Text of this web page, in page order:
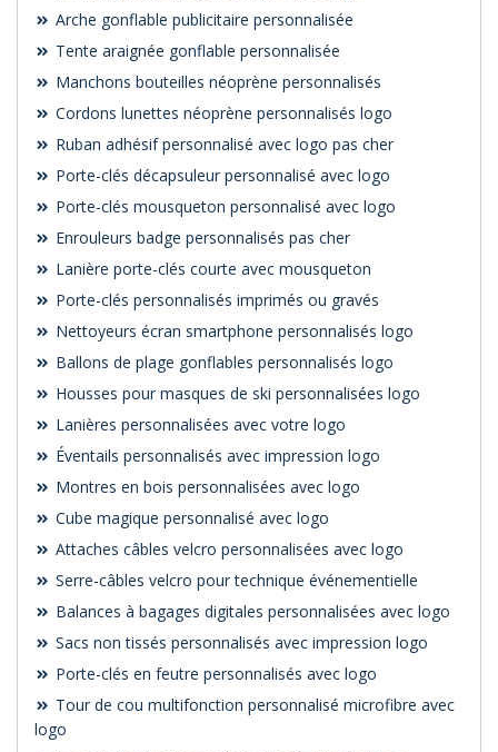
Arche gonflable publicitaire personnalisée
Tente araignée gonflable personnalisée
Manchons bouteilles néoprène personnalisés
Cordons lunettes néoprène personnalisés logo
Ruban adhésif personnalisé avec logo pas cher
Porte-clés décapsuleur personnalisé avec logo
Porte-clés mousqueton personnalisé avec logo
Enrouleurs badge personnalisés pas cher
Lanière porte-clés courte avec mousqueton
Porte-clés personnalisés imprimés ou gravés
Nettoyeurs écran smartphone personnalisés logo
Ballons de plage gonflables personnalisés logo
Housses pour masques de ski personnalisées logo
Lanières personnalisées avec votre logo
Éventails personnalisés avec impression logo
Montres en bois personnalisées avec logo
Cube magique personnalisé avec logo
Attaches câbles velcro personnalisées avec logo
Serre-câbles velcro pour technique événementielle
Balances à bagages digitales personnalisées avec logo
Sacs non tissés personnalisés avec impression logo
Porte-clés en feutre personnalisés avec logo
Tour de cou multifonction personnalisé microfibre avec
logo